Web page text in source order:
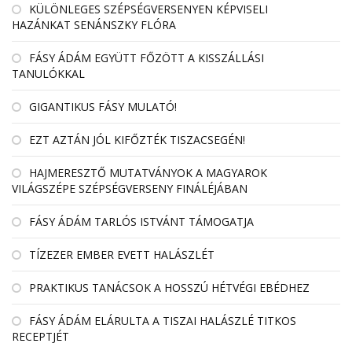
KÜLÖNLEGES SZÉPSÉGVERSENYEN KÉPVISELI
HAZÁNKAT SENÁNSZKY FLÓRA
FÁSY ÁDÁM EGYÜTT FŐZÖTT A KISSZÁLLÁSI
TANULÓKKAL
GIGANTIKUS FÁSY MULATÓ!
EZT AZTÁN JÓL KIFŐZTÉK TISZACSEGÉN!
HAJMERESZTŐ MUTATVÁNYOK A MAGYAROK
VILÁGSZÉPE SZÉPSÉGVERSENY FINÁLÉJÁBAN
FÁSY ÁDÁM TARLÓS ISTVÁNT TÁMOGATJA
TÍZEZER EMBER EVETT HALÁSZLÉT
PRAKTIKUS TANÁCSOK A HOSSZÚ HÉTVÉGI EBÉDHEZ
FÁSY ÁDÁM ELÁRULTA A TISZAI HALÁSZLÉ TITKOS
RECEPTJÉT